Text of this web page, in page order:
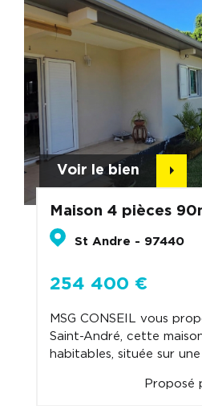
Voir le bien
Maison 4 pièces
St Andre - 97440
254 400 €
MSG CONSEIL vous
Saint-André, cette
habitables, située sur
Proposé